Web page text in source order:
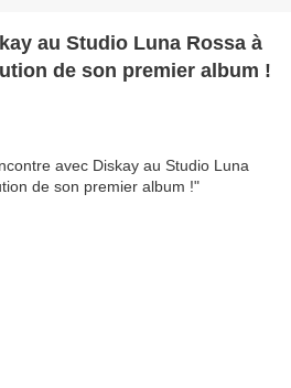
au Studio Luna Rossa à
de son premier album !